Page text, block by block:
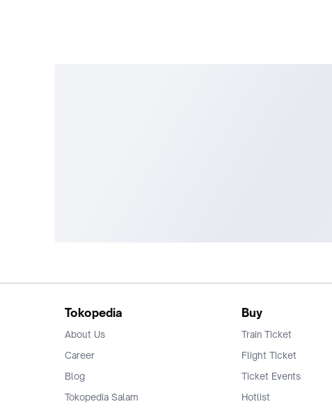
Tokopedia
About Us
Career
Blog
Tokopedia Salam
Buy
Train Ticket
Flight Ticket
Ticket Events
Hotlist